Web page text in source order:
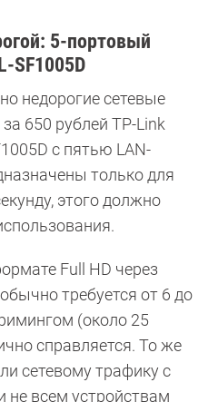
5-портовый
SF1005D
недорогие сетевые
650 рублей TP-Link
с пятью LAN-
только для
этого должно
Full HD через
требуется от 6 до
(около 25
справляется. То же
сетевому трафику с
не всем устройствам